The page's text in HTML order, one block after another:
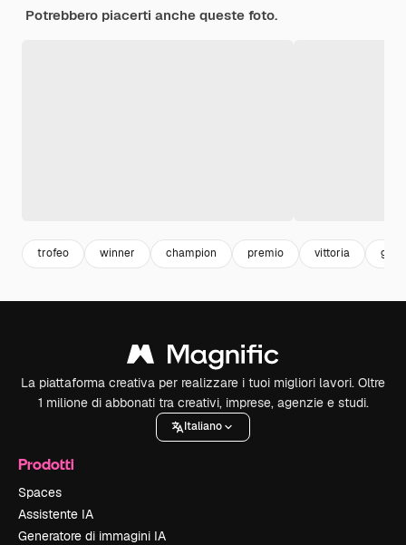
Potrebbero piacerti anche queste foto.
trofeo winner champion premio vittoria
La piattaforma creativa per realizzare i tuoi migliori lavori. Oltre
1 milione di abbonati tra creativi, imprese, agenzie e studi.
Italiano
Prodotti
Spaces
Assistente IA
Generatore di immagini IA